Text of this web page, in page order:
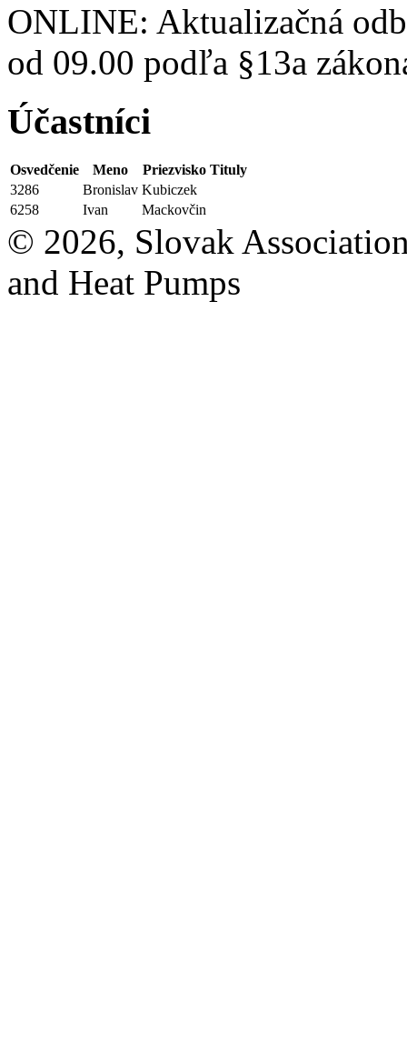
ONLINE: Aktualizačná
od 09.00 podľa §13a
Účastníci
Osvedčenie Meno Priezvisko Tituly
3286
Bronislav Kubiczek
6258
Ivan Mackovčin
© 2026, Slovak
and Heat Pumps